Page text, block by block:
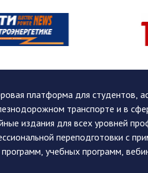
платформа для студентов,
транспорте и в
издания для всех уровней
переподготовки с
учебных программ,